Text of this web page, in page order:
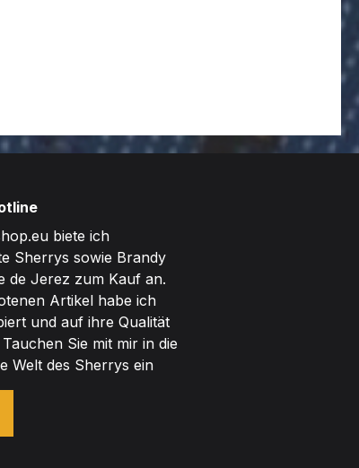
biete ich
Sherrys sowie Brandy
de Jerez zum Kauf an.
Artikel habe ich
und auf ihre Qualität
Sie mit mir in die
Welt des Sherrys ein